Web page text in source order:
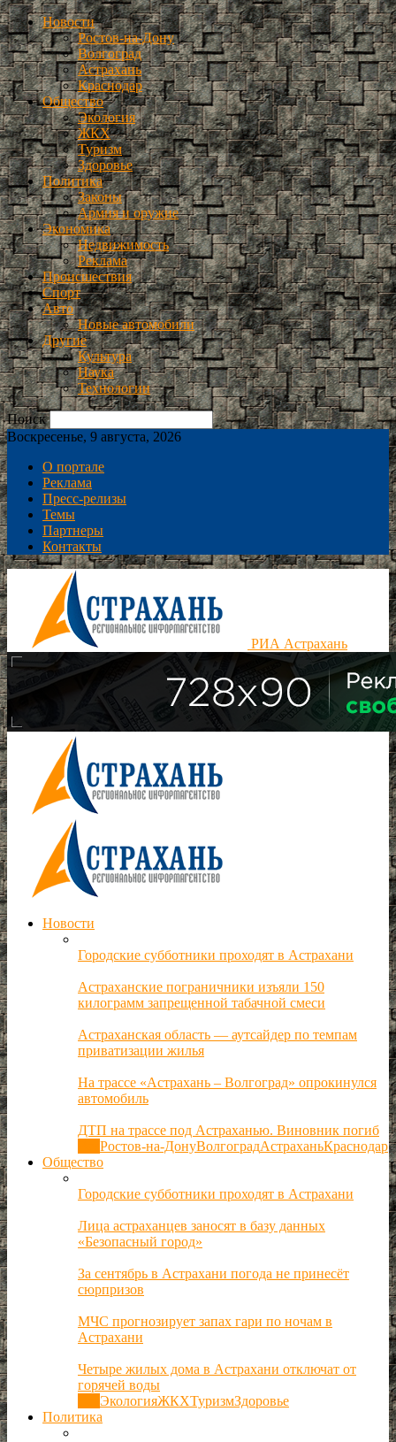
Новости
Ростов-на-Дону
Волгоград
Астрахань
Краснодар
Общество
Экология
ЖКХ
Туризм
Здоровье
Политика
Законы
Армия и оружие
Экономика
Недвижимость
Реклама
Происшествия
Спорт
Авто
Новые автомобили
Другие
Культура
Наука
Технологии
Поиск
Воскресенье, 9 августа, 2026
О портале
Реклама
Пресс-релизы
Темы
Партнеры
Контакты
РИА Астрахань
Новости
Городские субботники проходят в Астрахани
Астраханские пограничники изъяли 150
килограмм запрещенной табачной смеси
Астраханская область — аутсайдер по темпам
приватизации жилья
На трассе «Астрахань – Волгоград» опрокинулся
автомобиль
ДТП на трассе под Астраханью. Виновник погиб
Ростов-на-ДонуВолгоградАстраханьКраснодар
Общество
Городские субботники проходят в Астрахани
Лица астраханцев заносят в базу данных
«Безопасный город»
За сентябрь в Астрахани погода не принесёт
сюрпризов
МЧС прогнозирует запах гари по ночам в
Астрахани
Четыре жилых дома в Астрахани отключат от
горячей воды
ЭкологияЖКХТуризмЗдоровье
Политика